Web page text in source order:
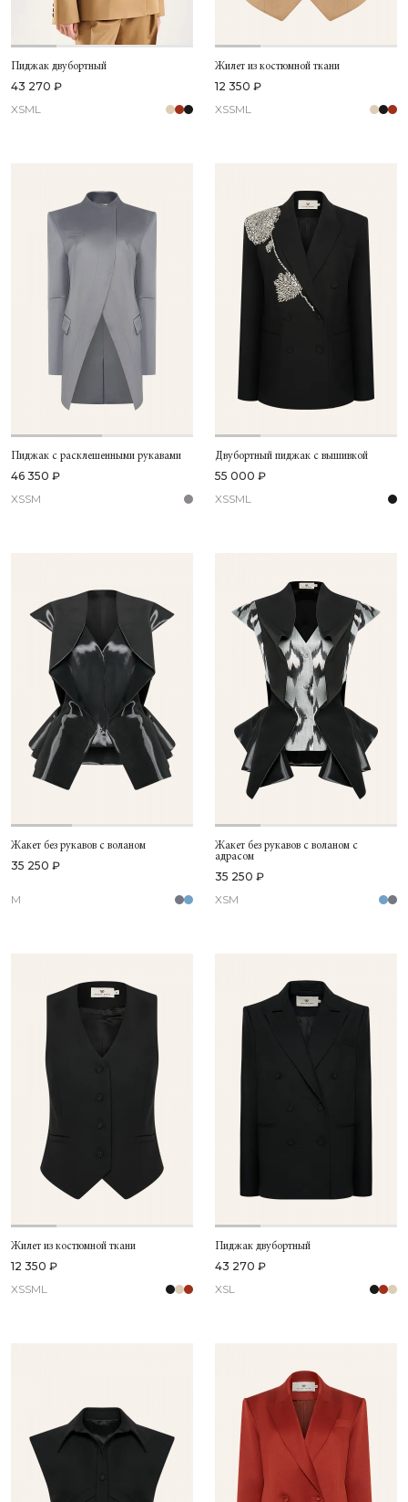
Пиджак двубортный
43 270 ₽
XSML
Жилет из костюмной ткани
12 350 ₽
XSSML
Пиджак с расклешенными рукавами
46 350 ₽
XSSM
Двубортный пиджак с вышивкой
55 000 ₽
XSSML
Жакет без рукавов с воланом
35 250 ₽
M
Жакет без рукавов с воланом с
адрасом
35 250 ₽
XSM
Жилет из костюмной ткани
12 350 ₽
XSSML
Пиджак двубортный
43 270 ₽
XSL